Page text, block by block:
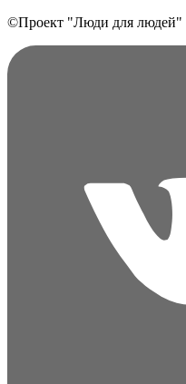
©Проект "Люди для людей"